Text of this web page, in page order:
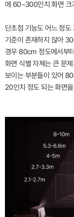
에 60~300인치 화면 크
단초점 기능도 어느 정
기준이 존재하지 않아
경우 80cm 정도에서부
화면 식별 자체는 큰 문
보이는 부분들이 있어
20인치 정도 되는 화면